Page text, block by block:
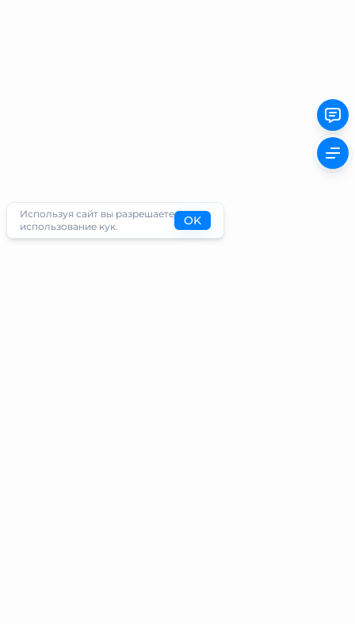
Используя сайт вы разрешаете
использование кук.
OK